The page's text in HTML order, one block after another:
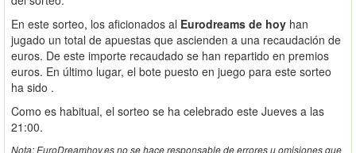
En este sorteo, los aficionados al Eurodreams de hoy han
jugado un total de apuestas que ascienden a una recaudación de
euros. De este importe recaudado se han repartido en premios
euros. En último lugar, el bote puesto en juego para este sorteo
ha sido .
Como es habitual, el sorteo se ha celebrado este Jueves a las
21:00.
Nota: EuroDreamhoy.es no se hace responsable de errores u omisiones que